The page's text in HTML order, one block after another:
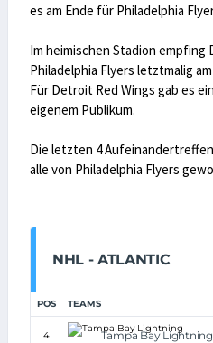
es am Ende für Philadelphia
Im heimischen Stadion empfing
Philadelphia Flyers letztmalig
Für Detroit Red Wings gab es
eigenem Publikum.
Die letzten 4
alle von Philadelphia Flyers
NHL - ATLANTIC
POS TEAMS
4 Tampa Bay Lightning